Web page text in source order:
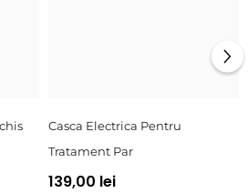
Casca Electrica Pentru
Tratament Par
139,00 lei